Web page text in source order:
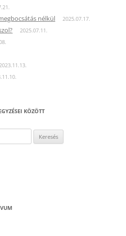
nélkül 2025.07.17.
2025.07.11.
KÖZÖTT